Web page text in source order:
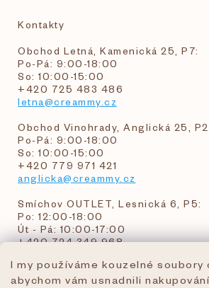
I my používáme kouzelné soubory
abychom vám usnadnili
Kontakty
Obchod Letná, Kamenická 25, P7:
Po-Pá: 9:00-18:00
So: 10:00-15:00
+420 725 483 486
letna@creammy.cz
Obchod Vinohrady, Anglická 25,
Po-Pá: 9:00-18:00
So: 10:00-15:00
+420 779 971 421
anglicka@creammy.cz
Smíchov OUTLET, Lesnická 6, P5:
Po: 12:00-18:00
Út - Pá: 10:00-17:00
+420 724 349 968
objednavky@creammy.cz